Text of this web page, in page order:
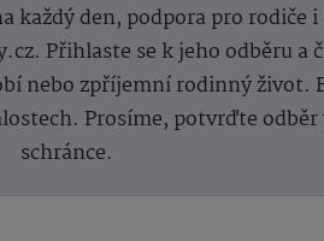
každý den, podpora pro rodiče
Přihlaste se k jeho odběru a
nebo zpříjemní rodinný život.
Prosíme, potvrďte
schránce.